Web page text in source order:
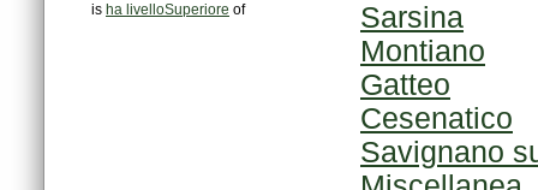
is ha livelloSuperiore of
Sarsina
Montiano
Gatteo
Cesenatico
Savignano